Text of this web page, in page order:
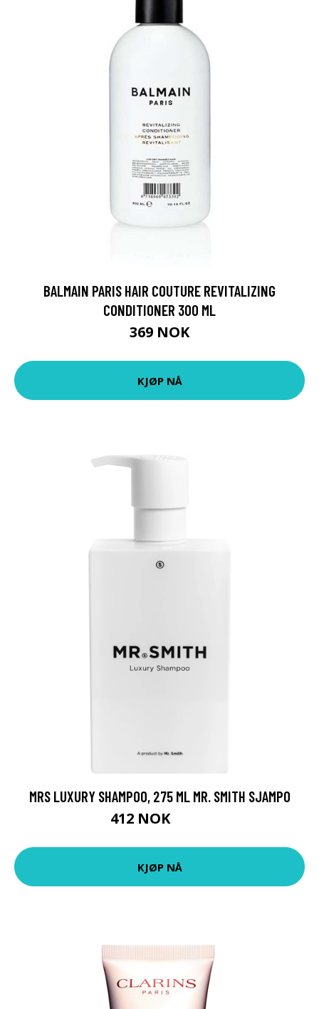
BALMAIN PARIS HAIR COUTURE REVITALIZING
CONDITIONER 300 ML
369 NOK
KJØP NÅ
MRS LUXURY SHAMPOO, 275 ML MR. SMITH SJAMPO
412 NOK
KJØP NÅ